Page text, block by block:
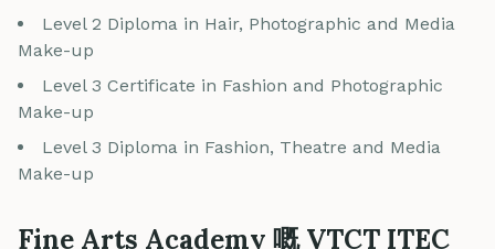
Level 2 Diploma in Hair, Photographic and Media
Make-up
Level 3 Certificate in Fashion and Photographic
Make-up
Level 3 Diploma in Fashion, Theatre and Media
Make-up
Fine Arts Academy 嘅 VTCT ITEC